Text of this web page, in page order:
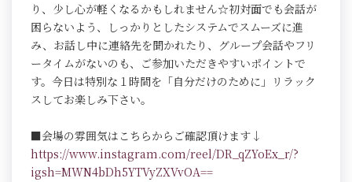
り、少し心が軽くなるかもしれません☆初対面でも会話が
困らないよう、しっかりとしたシステムでスムーズに進
み、お話し中に連絡先を聞かれたり、グループ会話やフリ
ータイムがないのも、ご参加いただきやすいポイントで
す。今日は特別な１時間を「自分だけのために」リラック
スしてお楽しみ下さい。
■会場の雰囲気はこちらからご確認頂けます↓
https://www.instagram.com/reel/DR_qZYoEx_r/?
igsh=MWN4bDh5YTVyZXVvOA==